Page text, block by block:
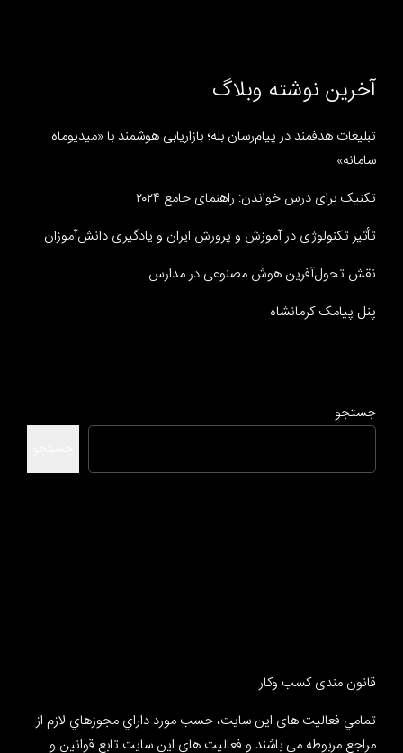
آخرین نوشته وبلاگ
تبلیغات هدفمند در پیام‌رسان بله؛ بازاریابی هوشمند با «میدیوماه
سامانه»
تکنیک برای درس خواندن: راهنمای جامع ۲۰۲۴
تأثیر تکنولوژی در آموزش و پرورش ایران و یادگیری دانش‌آموزان
نقش تحول‌آفرین هوش مصنوعی در مدارس
پنل پیامک کرمانشاه
جستجو
قانون مندی کسب وکار
تمامي فعالیت های این سایت، حسب مورد داراي مجوزهاي لازم از
مراجع مربوطه مي باشند و فعاليت هاي اين سايت تابع قوانين و